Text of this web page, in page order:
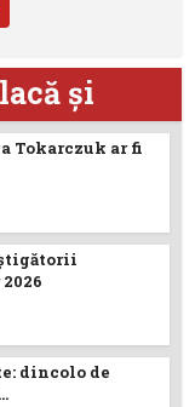
şi
Tokarczuk ar fi
dincolo de